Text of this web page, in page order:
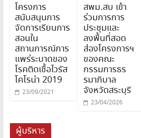
โครงการ
สนับสนุนการ
จัดการเรียนการ
สอนใน
สถานการณ์การ
แพร่ระบาดของ
โรคติดเชื้อไวรัส
โคโรน่า 2019
23/09/2021
สพม.สบ เข้า
ร่วมการการ
ประชุมและ
ลงพื้นที่สอด
ส่องโครงการฯ
ของคณะ
กรรมการธร
รมาภิบาล
จังหวัดสระบุรี
23/04/2026
ผู้บริหาร